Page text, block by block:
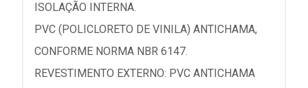
ISOLAÇÃO INTERNA.
PVC (POLICLORETO DE VINILA) ANTICHAMA,
CONFORME NORMA NBR 6147.
REVESTIMENTO EXTERNO: PVC ANTICHAMA